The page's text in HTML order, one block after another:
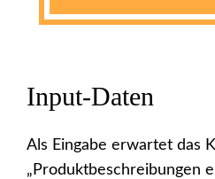
Input-Daten
Als Eingabe erwartet das
„Produktbeschreibungen